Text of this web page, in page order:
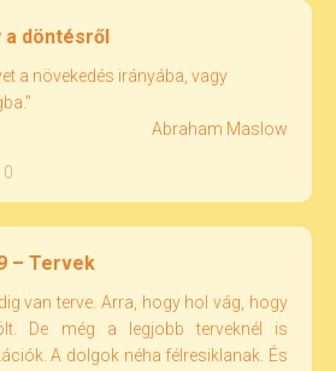
a döntésről
a növekedés irányába, vagy
Abraham Maslow
0
– Tervek
van terve. Arra, hogy hol vág, hogy
De még a legjobb terveknél is
A dolgok néha félresiklanak. És